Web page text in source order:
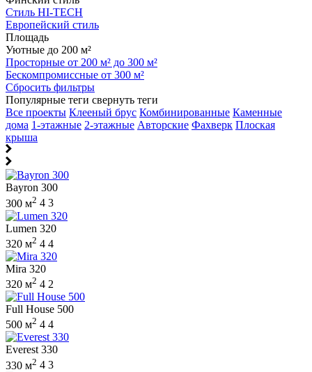
Стиль HI-TECH
Европейский стиль
Площадь
Уютные до 200 м²
Просторные от 200 м² до 300 м²
Бескомпромиссные от 300 м²
Сбросить фильтры
Популярные теги свернуть теги
Все проекты Клееный брус Комбинированные Каменные
дома 1-этажные 2-этажные Авторские Фахверк Плоская
крыша
Bayron 300
300 м2 4 3
Lumen 320
320 м2 4 4
Mira 320
320 м2 4 2
Full House 500
500 м2 4 4
Everest 330
330 м2 4 3